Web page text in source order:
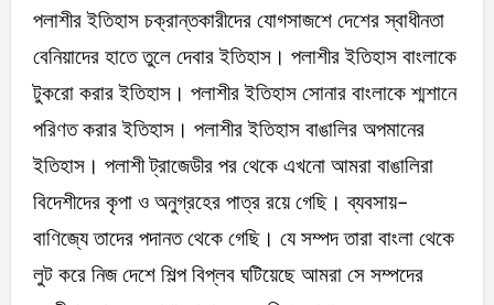
পলাশীর ইতিহাস চক্রান্তকারীদের যোগসাজশে দেশের স্বাধীনতা
বেনিয়াদের হাতে তুলে দেবার ইতিহাস। পলাশীর ইতিহাস বাংলাকে
টুকরো করার ইতিহাস। পলাশীর ইতিহাস সোনার বাংলাকে শ্মশানে
পরিণত করার ইতিহাস। পলাশীর ইতিহাস বাঙালির অপমানের
ইতিহাস। পলাশী ট্রাজেডীর পর থেকে এখনো আমরা বাঙালিরা
বিদেশীদের কৃপা ও অনুগ্রহের পাত্র রয়ে গেছি। ব্যবসায়-
বাণিজ্যে তাদের পদানত থেকে গেছি। যে সম্পদ তারা বাংলা থেকে
লুট করে নিজ দেশে শিল্প বিপ্লব ঘটিয়েছে আমরা সে সম্পদের